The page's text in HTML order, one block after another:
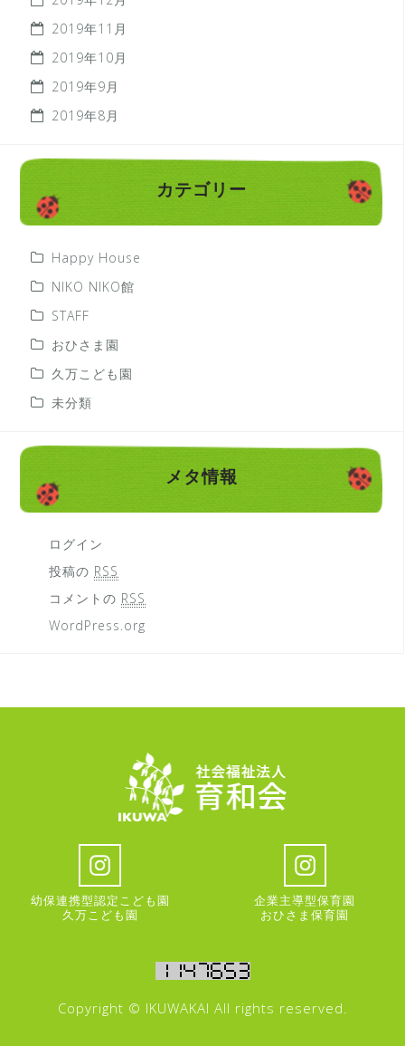
2019年11月
2019年10月
2019年9月
2019年8月
カテゴリー
Happy House
NIKO NIKO館
STAFF
おひさま園
久万こども園
未分類
メタ情報
ログイン
投稿の RSS
コメントの RSS
WordPress.org
幼保連携型認定こども園
久万こども園
企業主導型保育園
おひさま保育園
Copyright © IKUWAKAI All rights reserved.